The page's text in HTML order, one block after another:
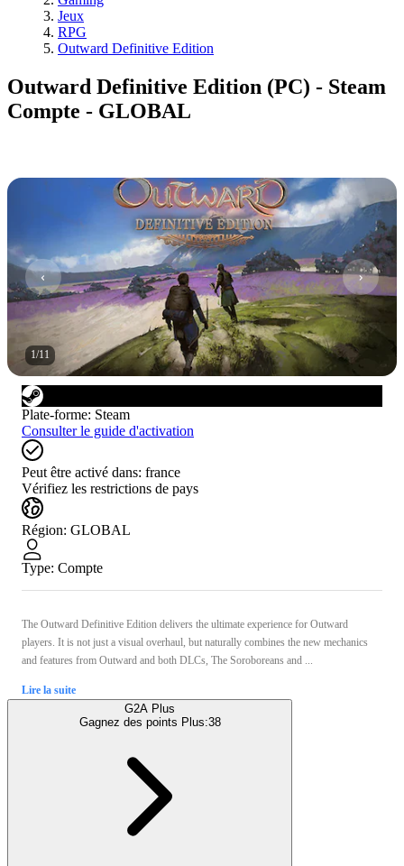
Jeux
RPG
Outward Definitive Edition
Outward Definitive Edition (PC) - Steam
Compte - GLOBAL
1/11
Plate-forme: Steam
Consulter le guide d'activation
Peut être activé dans: france
Vérifiez les restrictions de pays
Région: GLOBAL
Type: Compte
The Outward Definitive Edition delivers the ultimate experience for Outward
players. It is not just a visual overhaul, but naturally combines the new mechanics
and features from Outward and both DLCs, The Soroboreans and ...
Lire la suite
G2A Plus
Gagnez des points Plus:38